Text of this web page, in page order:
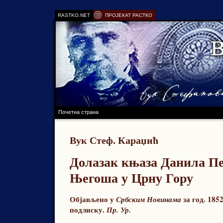
RASTKO.NET ПРОЈЕКАТ РАСТКО
Почетна страна
Вук Стеф. Караџић
Долазак књаза Данила
Његоша у Црну Гору
Објављено уСрбским Новинама за год.
подлиску. Пр. Ур.